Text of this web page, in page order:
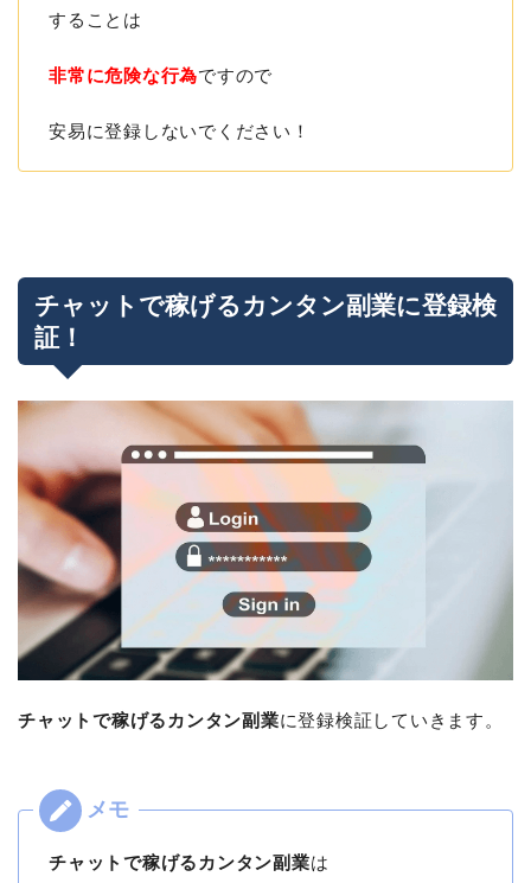
することは
非常に危険な行為ですので
安易に登録しないでください！
チャットで稼げるカンタン副業に登録検
証！
チャットで稼げるカンタン副業に登録検証していきます。
チャットで稼げるカンタン副業は